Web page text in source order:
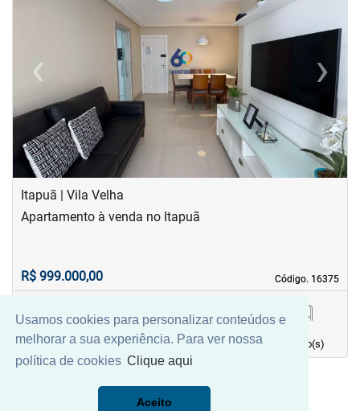
Usamos cookies para personalizar conteúdos e
melhorar a sua experiência. Para ver nossa
política de cookies Clique aqui
AceitoMais Filtros
‹Previous ›
Next
Itapuã | Vila Velha
Código. 16375
Código. 16375
Apartamento à venda no Itapuã
R$ 999.000,00
Área principal
quarto(s)
Vaga(s)
banho(s)